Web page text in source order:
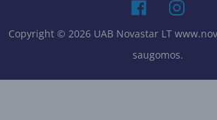
Copyright © 2026 UAB Novastar LT
saugomos.